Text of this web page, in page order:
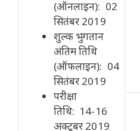
(ऑनलाइन): 02
सितंबर 2019
शुल्क भुगतान
अंतिम तिथि
(ऑफलाइन): 04
सितंबर 2019
परीक्षा
तिथि: 14-16
अक्टूबर 2019